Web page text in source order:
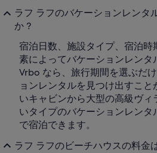
ラフ ラフのバケーションレンタ
か ?
宿泊日数、施設タイプ、宿泊
素によってバケーションレンタ
Vrbo なら、旅行期間を選ぶだ
ョンレンタルを見つけ出すこ
いキャビンから大型の高級ヴ
いタイプのバケーションレン
で宿泊できます。
ラフ ラフのビーチハウスの料金